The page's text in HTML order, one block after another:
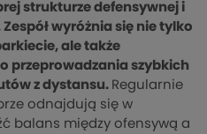
strukturze defensywnej i
wyróżnia się nie tylko
ale także
przeprowadzania szybkich
z dystansu. Regularnie
odnajdują się w
balans między ofensywą a